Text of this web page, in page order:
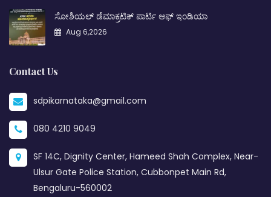
ಸೋಶಿಯಲ್ ಡೆಮಾಕ್ರಟಿಕ್ ಪಾರ್ಟಿ ಆಫ್ ಇಂಡಿಯಾ
Aug 6,2026
Contact Us
sdpikarnataka@gmail.com
080 4210 9049
SF 14C, Dignity Center, Hameed Shah Complex, Near-
Ulsur Gate Police Station, Cubbonpet Main Rd,
Bengaluru-560002